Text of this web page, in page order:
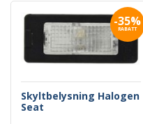
-35%
RABATT
Skyltbelysning Halogen
Seat